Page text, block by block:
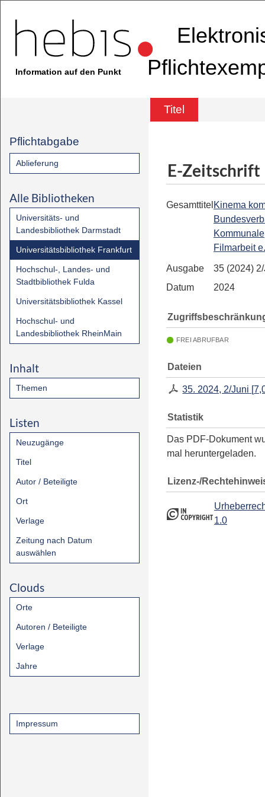
Information auf den Punkt
Titel
Pflichtabgabe
Ablieferung
Alle Bibliotheken
Universitäts- und
Landesbibliothek Darmstadt
Universitätsbibliothek Frankfurt
Hochschul-, Landes- und
Stadtbibliothek Fulda
Universitätsbibliothek Kassel
Hochschul- und
Landesbibliothek RheinMain
Inhalt
Themen
Listen
Neuzugänge
Titel
Autor / Beteiligte
Ort
Verlage
Zeitung nach Datum
auswählen
Clouds
Orte
Autoren / Beteiligte
Verlage
Jahre
Impressum
E-Zeitschrift
Gesamttitel Kinema
Kommunale
Filmarbeit
Ausgabe
35 (2024)
Datum
2024
FREI ABRUFBAR
Dateien
35. 2024, 2/Juni [
Statistik
Das PDF-Dokument
mal heruntergeladen.
Lizenz-/
1.0